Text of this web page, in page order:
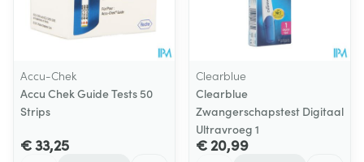
Accu-Chek
Accu Chek Guide Tests 50
Strips
€ 33,25
Clearblue
Clearblue
Zwangerschapstest Digitaal
Ultravroeg 1
€ 20,99